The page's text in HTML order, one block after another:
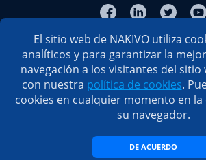
© 2026 NAKIVO, Inc. Todos los derechos reservados.
El sitio web de NAKIVO utiliza
analíticos y para garantizar la
navegación a los visitantes del sitio
con nuestra política de cookies.
cookies en cualquier momento en
su navegador.
DE ACUERDO